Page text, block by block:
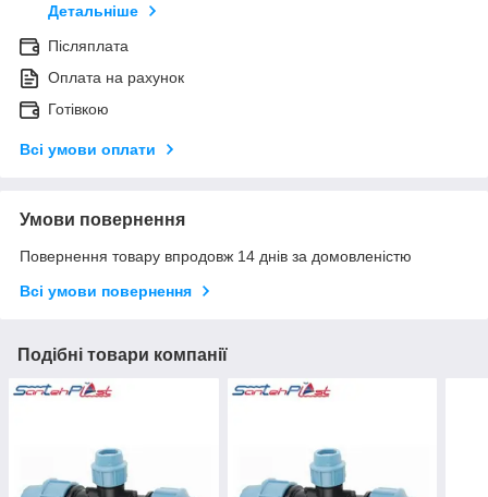
Детальніше
Післяплата
Оплата на рахунок
Готівкою
Всі умови оплати
Умови повернення
Повернення товару впродовж 14 днів за домовленістю
Всі умови повернення
Подібні товари компанії